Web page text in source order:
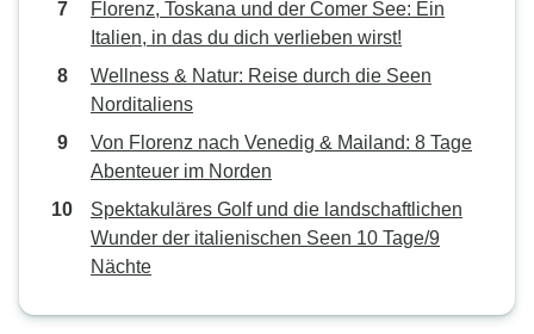
Florenz, Toskana und der Comer See: Ein
Italien, in das du dich verlieben wirst!
Wellness & Natur: Reise durch die Seen
Norditaliens
Von Florenz nach Venedig & Mailand: 8 Tage
Abenteuer im Norden
Spektakuläres Golf und die landschaftlichen
Wunder der italienischen Seen 10 Tage/9
Nächte